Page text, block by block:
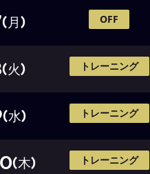
(月) OFF
(火) トレーニング
(水) トレーニング
(木) トレーニング